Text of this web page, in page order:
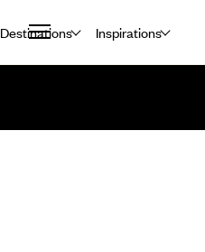
Destinations Inspirations